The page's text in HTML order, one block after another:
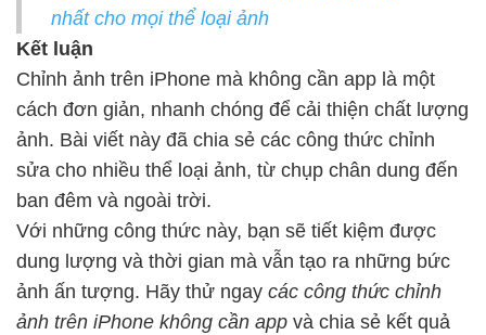
nhất cho mọi thể loại ảnh
Kết luận
Chỉnh ảnh trên iPhone mà không cần app là một
cách đơn giản, nhanh chóng để cải thiện chất lượng
ảnh. Bài viết này đã chia sẻ các công thức chỉnh
sửa cho nhiều thể loại ảnh, từ chụp chân dung đến
ban đêm và ngoài trời.
Với những công thức này, bạn sẽ tiết kiệm được
dung lượng và thời gian mà vẫn tạo ra những bức
ảnh ấn tượng. Hãy thử ngay các công thức chỉnh
ảnh trên iPhone không cần app và chia sẻ kết quả